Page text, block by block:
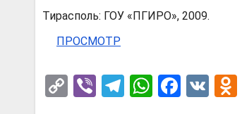
Тирасполь: ГОУ «ПГИРО», 2009.
ПРОСМОТР
C
Vi T
W F
V